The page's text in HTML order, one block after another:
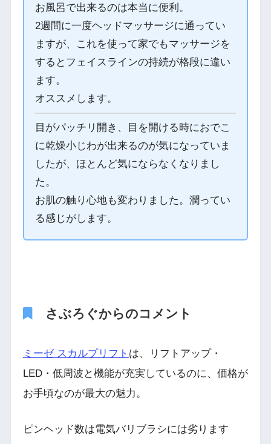
お風呂で出来るのは本当に便利。
2週間に一度ヘッドマッサージに通ってい
ますが、これを使って家でもマッサージを
するとフェイスラインの持続が格段に違い
ます。
オススメします。
目がパッチリ開き、目を開ける時におでこ
に乾燥小じわが出来るのが気になっていま
したが、ほとんど気にならなくなりまし
た。
お肌の触り心地も変わりました。潤ってい
る感じがします。
さぶろぐからのコメント
ミーゼ スカルプリフト は、リフトアップ・
LED・低周波と機能が充実しているのに、価格が
お手頃なのが最大の魅力。
ピンヘッド数は電気バリブラシには劣ります